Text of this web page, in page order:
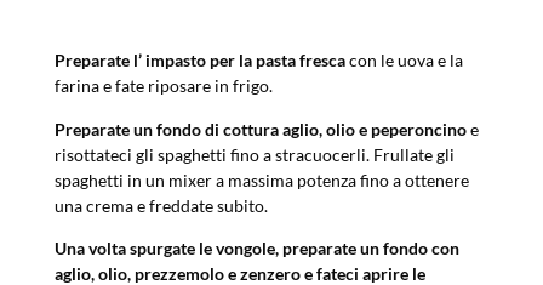
Preparate l’ impasto per la pasta frescacon le uova e la
farina e fate riposare in frigo.
Preparate un fondo di cottura aglio, olio e peperoncinoe
risottateci gli spaghetti fino a stracuocerli. Frullate gli
spaghetti in un mixer a massima potenza fino a ottenere
una crema e freddate subito.
Una volta spurgate le vongole, preparate un fondo con
aglio, olio, prezzemolo e zenzero e fateci aprire le